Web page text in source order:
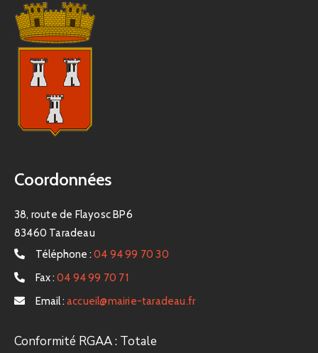
Coordonnées
38, route de Flayosc BP6
83460 Taradeau
Téléphone : 04 94 99 70 30
Fax : 04 94 99 70 71
Email : accueil@mairie-taradeau.fr
Conformité RGAA : Totale